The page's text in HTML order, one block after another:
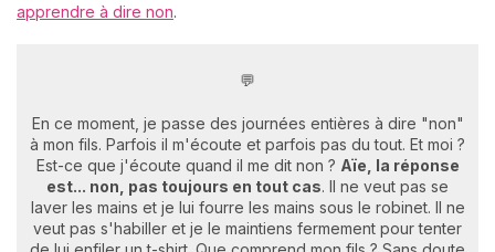
apprendre à dire non.
💬
En ce moment, je passe des journées entières à dire "non"
à mon fils. Parfois il m'écoute et parfois pas du tout. Et moi ?
Est-ce que j'écoute quand il me dit non ? Aïe, la réponse
est... non, pas toujours en tout cas. Il ne veut pas se
laver les mains et je lui fourre les mains sous le robinet. Il ne
veut pas s'habiller et je le maintiens fermement pour tenter